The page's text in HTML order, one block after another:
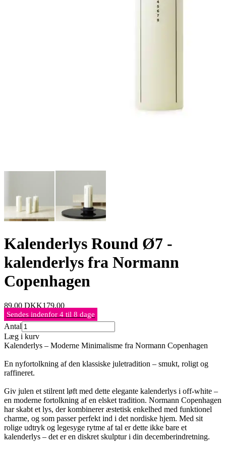
Kalenderlys Round Ø7 -
kalenderlys fra Normann
Copenhagen
89,00 DKK179,00
Sendes indenfor 4 til 8 dage
Antal
Læg i kurv
Kalenderlys – Moderne Minimalisme fra Normann Copenhagen
En nyfortolkning af den klassiske juletradition – smukt, roligt og
raffineret.
Giv julen et stilrent løft med dette elegante kalenderlys i off-white –
en moderne fortolkning af en elsket tradition. Normann Copenhagen
har skabt et lys, der kombinerer æstetisk enkelhed med funktionel
charme, og som passer perfekt ind i det nordiske hjem. Med sit
rolige udtryk og legesyge rytme af tal er dette ikke bare et
kalenderlys – det er en diskret skulptur i din decemberindretning.